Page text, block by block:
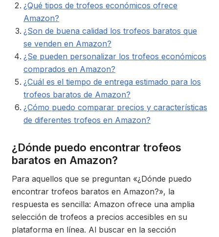
¿Qué tipos de trofeos económicos ofrece
Amazon?
¿Son de buena calidad los trofeos baratos que
se venden en Amazon?
¿Se pueden personalizar los trofeos económicos
comprados en Amazon?
¿Cuál es el tiempo de entrega estimado para los
trofeos baratos de Amazon?
¿Cómo puedo comparar precios y características
de diferentes trofeos en Amazon?
¿Dónde puedo encontrar trofeos
baratos en Amazon?
Para aquellos que se preguntan «¿Dónde puedo
encontrar trofeos baratos en Amazon?», la
respuesta es sencilla: Amazon ofrece una amplia
selección de trofeos a precios accesibles en su
plataforma en línea. Al buscar en la sección